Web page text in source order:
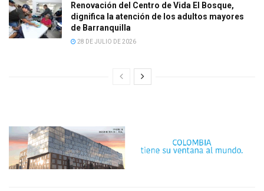
Renovación del Centro de Vida El Bosque,
dignifica la atención de los adultos mayores
de Barranquilla
28 DE JULIO DE 2026